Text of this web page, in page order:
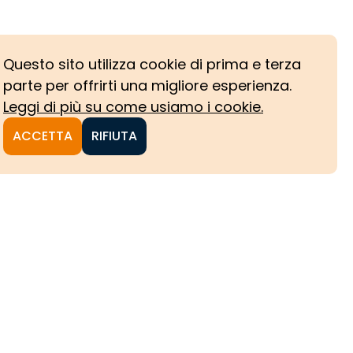
Questo sito utilizza cookie di prima e terza
parte per offrirti una migliore esperienza.
Leggi di più su come usiamo i cookie.
ACCETTA RIFIUTA